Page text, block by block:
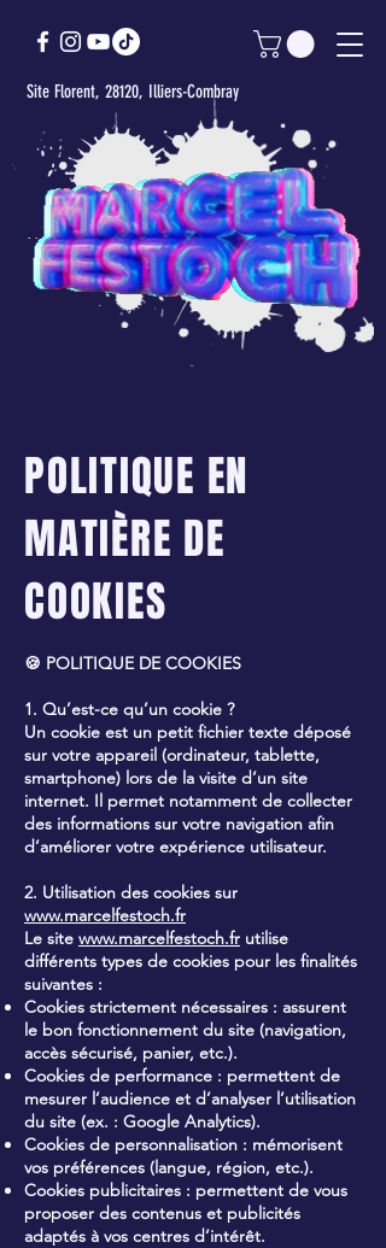
Site Florent, 28120, Illiers-Combray
POLITIQUE EN
MATIÈRE DE
COOKIES
🍪 POLITIQUE DE COOKIES
1. Qu’est-ce qu’un cookie ?
Un cookie est un petit fichier texte déposé
sur votre appareil (ordinateur, tablette,
smartphone) lors de la visite d’un site
internet. Il permet notamment de collecter
des informations sur votre navigation afin
d’améliorer votre expérience utilisateur.
2. Utilisation des cookies sur
www.marcelfestoch.fr
Le site www.marcelfestoch.fr utilise
différents types de cookies pour les finalités
suivantes :
Cookies strictement nécessaires : assurent
le bon fonctionnement du site (navigation,
accès sécurisé, panier, etc.).
Cookies de performance : permettent de
mesurer l’audience et d’analyser l’utilisation
du site (ex. : Google Analytics).
Cookies de personnalisation : mémorisent
vos préférences (langue, région, etc.).
Cookies publicitaires : permettent de vous
proposer des contenus et publicités
adaptés à vos centres d’intérêt.